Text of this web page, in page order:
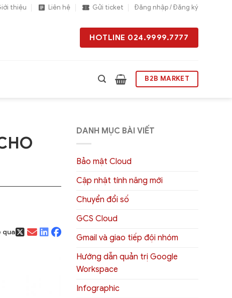
thiệu Liên hệ Gửi ticket Đăng nhập / Đăng ký
HOTLINE 024.9999.7777
B2B MARKET
qua
DANH MỤC BÀI VIẾT
Bảo mật Cloud
Cập nhật tính năng mới
Chuyển đổi số
GCS Cloud
Gmail và giao tiếp đội nhóm
Hướng dẫn quản trị Google
Workspace
Infographic